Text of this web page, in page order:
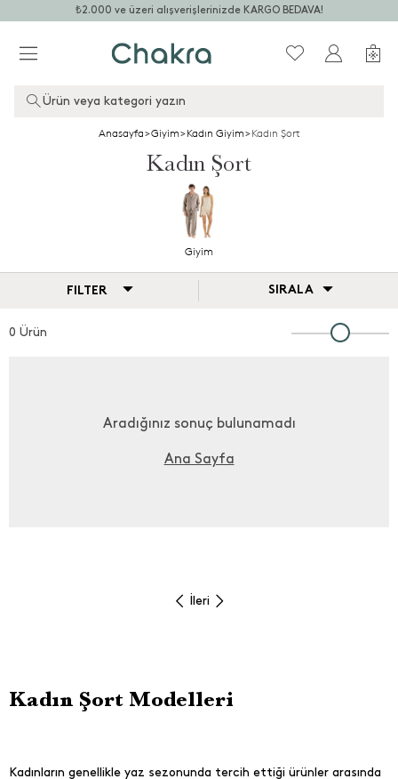
₺2.000 ve üzeri alışverişlerinizde KARGO BEDAVA!
Ürün veya kategori yazın
Anasayfa>Giyim>Kadın Giyim>Kadın Şort
Kadın Şort
Giyim
FILTER SIRALA
0 Ürün
Aradığınız sonuç bulunamadı
Ana Sayfa
İleri
Kadın Şort Modelleri
Kadınların genellikle yaz sezonunda tercih ettiği ürünler arasında